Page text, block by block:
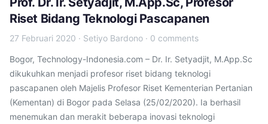
Riset Bidang Teknologi Pascapanen
27 Februari 2020 · Setiyo Bardono · 0 comments
Bogor, Technology-Indonesia.com – Dr. Ir. Setyadjit, M.App.Sc
dikukuhkan menjadi profesor riset bidang teknologi
pascapanen oleh Majelis Profesor Riset Kementerian Pertanian
(Kementan) di Bogor pada Selasa (25/02/2020). Ia berhasil
menemukan dan merakit beberapa inovasi teknologi